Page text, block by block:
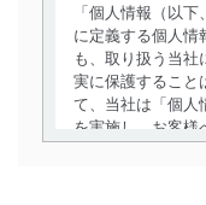
「個人情報（以
に定義する個人情
も、取り扱う当社
実に保護すること
て、当社は「個人
を実施し、お客様